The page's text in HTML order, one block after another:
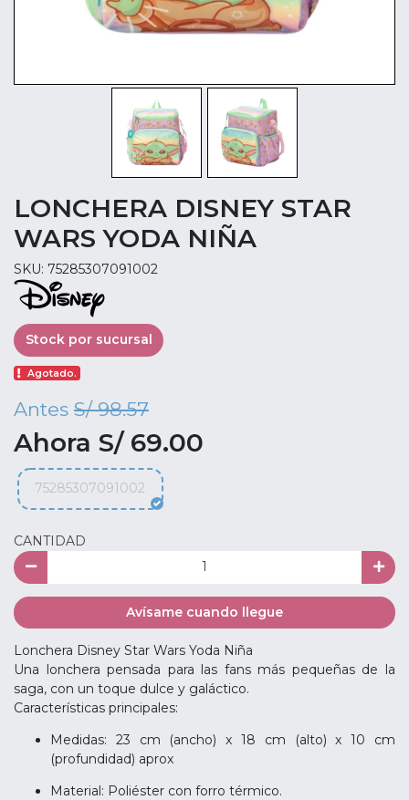
LONCHERA DISNEY STAR
WARS YODA NIÑA
SKU: 75285307091002
Stock por sucursal
Agotado.
Antes S/ 98.57
Ahora S/ 69.00
75285307091002
CANTIDAD
Avísame cuando llegue
Lonchera Disney Star Wars Yoda Niña
Una lonchera pensada para las fans más pequeñas de la
saga, con un toque dulce y galáctico.
Características principales:
Medidas: 23 cm (ancho) x 18 cm (alto) x 10 cm
(profundidad) aprox
Material: Poliéster con forro térmico.